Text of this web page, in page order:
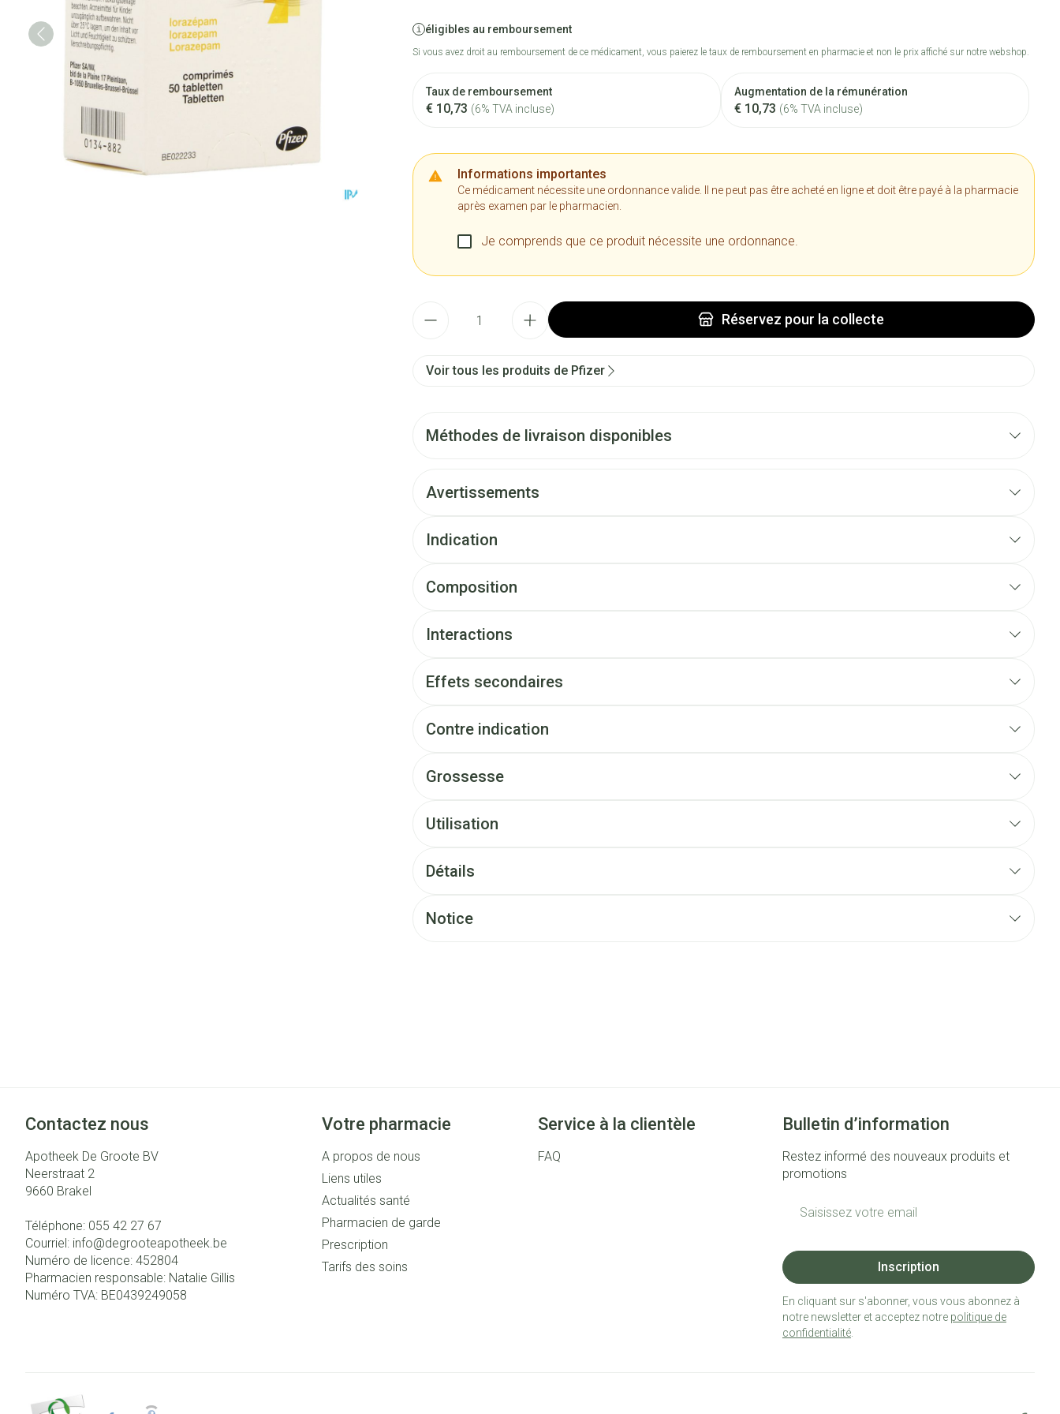
éligibles au remboursement
Si vous avez droit au remboursement de ce médicament, vous paierez le taux de remboursement en pharmacie et non le prix affiché sur notre webshop.
Taux de remboursement
€ 10,73 (6% TVA incluse)
Augmentation de la rémunération
€ 10,73 (6% TVA incluse)
Informations importantes
Ce médicament nécessite une ordonnance valide. Il ne peut pas être acheté en ligne et doit être payé à la pharmacie
après examen par le pharmacien.
Je comprends que ce produit nécessite une ordonnance.
Réservez pour la collecte
Voir tous les produits de Pfizer
Méthodes de livraison disponibles
Avertissements
Indication
Composition
Interactions
Effets secondaires
Contre indication
Grossesse
Utilisation
Détails
Notice
Contactez nous
Apotheek De Groote BV
Neerstraat 2
9660 Brakel
Téléphone: 055 42 27 67
Courriel: info@degrooteapotheek.be
Numéro de licence: 452804
Pharmacien responsable: Natalie Gillis
Numéro TVA: BE0439249058
Votre pharmacie
A propos de nous
Liens utiles
Actualités santé
Pharmacien de garde
Prescription
Tarifs des soins
Service à la clientèle
FAQ
Bulletin d’information
Restez informé des nouveaux produits et
promotions
Inscription
En cliquant sur s'abonner, vous vous abonnez à
notre newsletter et acceptez notre politique de
confidentialité